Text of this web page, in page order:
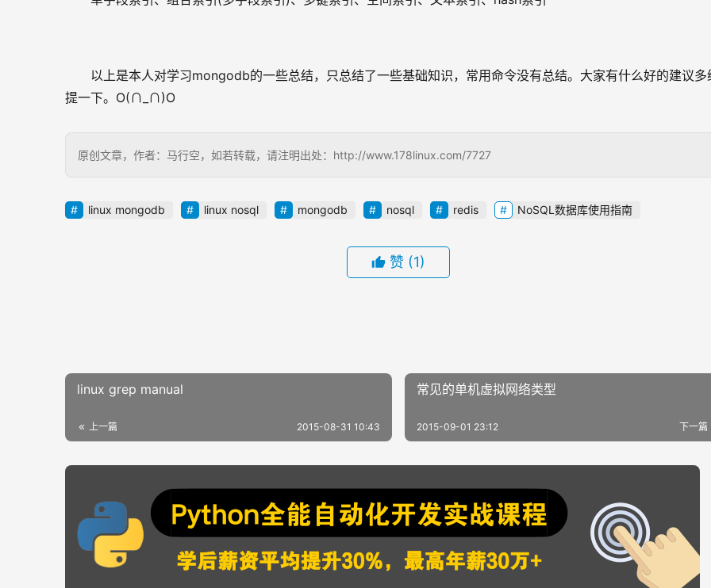
以上是本人对学习mongodb的一些总结，只总结了一些基础知识，常用命令没有总结。大家有什么好的建议多
提一下。O(∩_∩)O
原创文章，作者：马行空，如若转载，请注明出处：http://www.178linux.com/7727
linux mongodb linux nosql mongodb nosql redis NoSQL数据库使用指南
赞 (1)
linux grep manual
上一篇 2015-08-31 10:43
常见的单机虚拟网络类型
下一篇
2015-09-01 23:12